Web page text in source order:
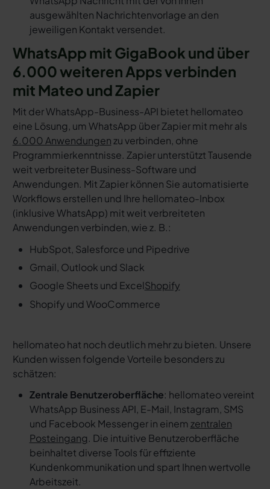
ausgewählten Nachrichtenvorlage an den
jeweiligen Kontakt versendet.
WhatsApp mit GigaBook und über
6.000 weiteren Apps verbinden
mit Mateo und Zapier
Mit der WhatsApp-Business-API bietet hellomateo
eine Lösung, um WhatsApp über Zapier mit mehr als
6.000 Anwendungenzu verbinden, ohne
Programmierkenntnisse. Zapier unterstützt Tausende
weit verbreiteter Business-Software und
Anwendungen. Mit Zapier können Sie automatisierte
Workflows erstellen und Ihre hellomateo-Inbox
(inklusive WhatsApp) mit weit verbreiteten
Anwendungen verbinden, wie z. B.:
HubSpot, Salesforce und Pipedrive
Gmail, Outlook und Slack
Google Sheets und ExcelShopify
Shopify und WooCommerce
hellomateo hat noch deutlich mehr zu bieten. Unsere
Kunden wissen folgende Vorteile besonders zu
schätzen:
Zentrale Benutzeroberfläche: hellomateo vereint
WhatsApp Business API, E-Mail, Instagram, SMS
und Facebook Messenger in einem zentralen
Posteingang. Die intuitive Benutzeroberfläche
beinhaltet diverse Tools für effiziente
Kundenkommunikation und spart Ihnen wertvolle
Arbeitszeit.